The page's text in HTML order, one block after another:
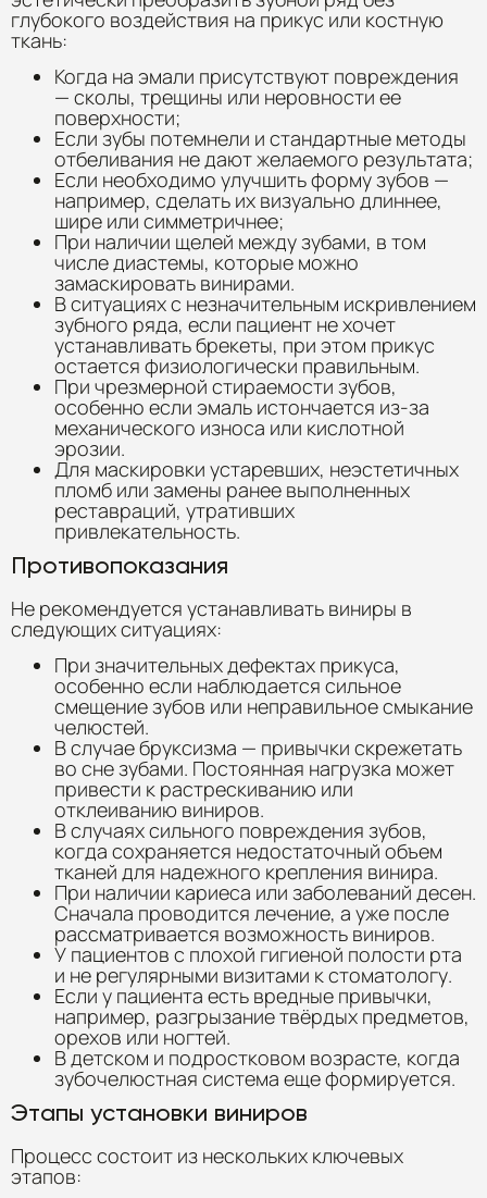
глубокого воздействия на прикус или костную
ткань:
Когда на эмали присутствуют повреждения
— сколы, трещины или неровности ее
поверхности;
Если зубы потемнели и стандартные методы
отбеливания не дают желаемого результата;
Если необходимо улучшить форму зубов —
например, сделать их визуально длиннее,
шире или симметричнее;
При наличии щелей между зубами, в том
числе диастемы, которые можно
замаскировать винирами.
В ситуациях с незначительным искривлением
зубного ряда, если пациент не хочет
устанавливать брекеты, при этом прикус
остается физиологически правильным.
При чрезмерной стираемости зубов,
особенно если эмаль истончается из-за
механического износа или кислотной
эрозии.
Для маскировки устаревших, неэстетичных
пломб или замены ранее выполненных
реставраций, утративших
привлекательность.
Противопоказания
Не рекомендуется устанавливать виниры в
следующих ситуациях:
При значительных дефектах прикуса,
особенно если наблюдается сильное
смещение зубов или неправильное смыкание
челюстей.
В случае бруксизма — привычки скрежетать
во сне зубами. Постоянная нагрузка может
привести к растрескиванию или
отклеиванию виниров.
В случаях сильного повреждения зубов,
когда сохраняется недостаточный объем
тканей для надежного крепления винира.
При наличии кариеса или заболеваний десен.
Сначала проводится лечение, а уже после
рассматривается возможность виниров.
У пациентов с плохой гигиеной полости рта
и не регулярными визитами к стоматологу.
Если у пациента есть вредные привычки,
например, разгрызание твёрдых предметов,
орехов или ногтей.
В детском и подростковом возрасте, когда
зубочелюстная система еще формируется.
Этапы установки виниров
Процесс состоит из нескольких ключевых
этапов: